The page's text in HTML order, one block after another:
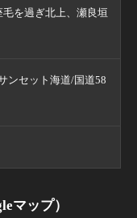
を過ぎ北上、瀬良垣
ンセット海道/国道58
マップ）